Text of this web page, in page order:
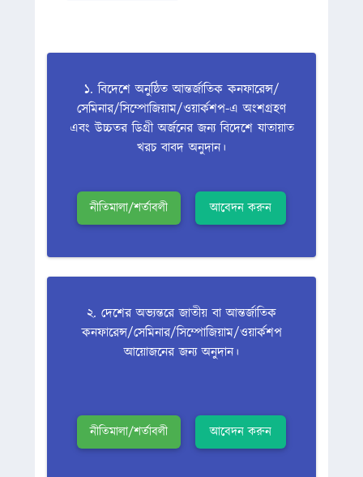
১. বিদেশে অনুষ্ঠিত আন্তর্জাতিক কনফারেন্স/
সেমিনার/সিম্পোজিয়াম/ওয়ার্কশপ-এ অংশগ্রহণ
এবং উচ্চতর ডিগ্রী অর্জনের জন্য বিদেশে যাতায়াত
খরচ বাবদ অনুদান।
নীতিমালা/শর্তাবলী আবেদন করুন
২. দেশের অভ্যন্তরে জাতীয় বা আন্তর্জাতিক
কনফারেন্স/সেমিনার/সিম্পোজিয়াম/ওয়ার্কশপ
আয়োজনের জন্য অনুদান।
নীতিমালা/শর্তাবলী আবেদন করুন